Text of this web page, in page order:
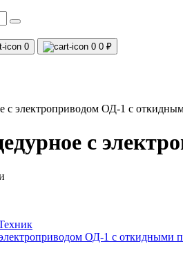
0 0 0 ₽
с электроприводом ОД-1 с
с